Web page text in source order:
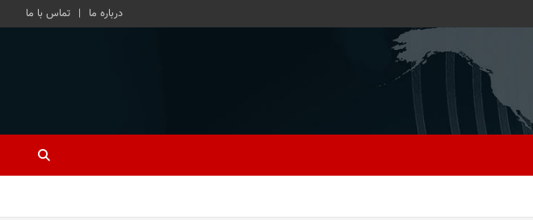
درباره ما تماس با ما